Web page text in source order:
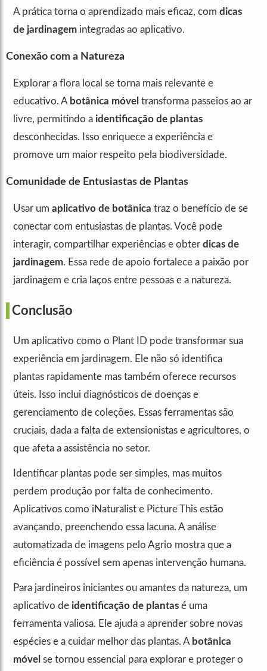
A prática torna o aprendizado mais eficaz, com dicas
de jardinagem integradas ao aplicativo.
Conexão com a Natureza
Explorar a flora local se torna mais relevante e
educativo. A botânica móvel transforma passeios ao ar
livre, permitindo a identificação de plantas
desconhecidas. Isso enriquece a experiência e
promove um maior respeito pela biodiversidade.
Comunidade de Entusiastas de Plantas
Usar um aplicativo de botânica traz o benefício de se
conectar com entusiastas de plantas. Você pode
interagir, compartilhar experiências e obter dicas de
jardinagem. Essa rede de apoio fortalece a paixão por
jardinagem e cria laços entre pessoas e a natureza.
Conclusão
Um aplicativo como o Plant ID pode transformar sua
experiência em jardinagem. Ele não só identifica
plantas rapidamente mas também oferece recursos
úteis. Isso inclui diagnósticos de doenças e
gerenciamento de coleções. Essas ferramentas são
cruciais, dada a falta de extensionistas e agricultores, o
que afeta a assistência no setor.
Identificar plantas pode ser simples, mas muitos
perdem produção por falta de conhecimento.
Aplicativos como iNaturalist e Picture This estão
avançando, preenchendo essa lacuna. A análise
automatizada de imagens pelo Agrio mostra que a
eficiência é possível sem apenas intervenção humana.
Para jardineiros iniciantes ou amantes da natureza, um
aplicativo de identificação de plantas é uma
ferramenta valiosa. Ele ajuda a aprender sobre novas
espécies e a cuidar melhor das plantas. A botânica
móvel se tornou essencial para explorar e proteger o